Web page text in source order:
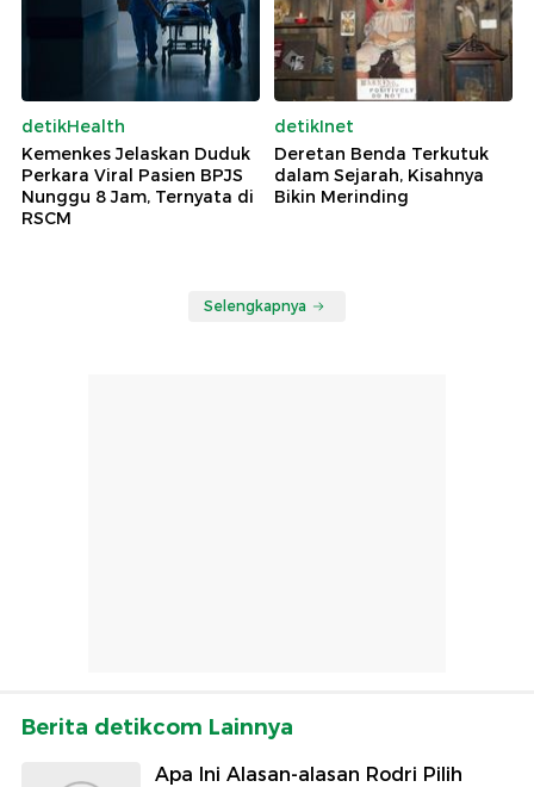
detikHealth
Kemenkes Jelaskan Duduk
Perkara Viral Pasien BPJS
Nunggu 8 Jam, Ternyata di
RSCM
detikInet
Deretan Benda Terkutuk
dalam Sejarah, Kisahnya
Bikin Merinding
Selengkapnya
Berita detikcom Lainnya
Apa Ini Alasan-alasan Rodri Pilih